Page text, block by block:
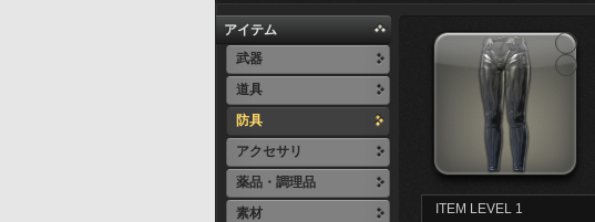
アイテム
武器
道具
防具
アクセサリ
薬品・調理品
素材
ITEM LEVEL 1